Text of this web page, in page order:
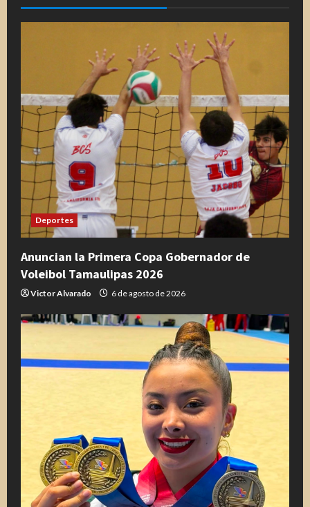
e
o
Deportes
Anuncian la Primera Copa Gobernador de
Voleibol Tamaulipas 2026
Victor Alvarado 6 de agosto de 2026